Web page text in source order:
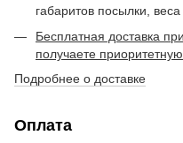
габаритов посылки,
Бесплатная доставка
получаете
Подробнее о доставке
Оплата